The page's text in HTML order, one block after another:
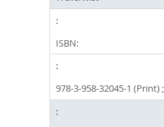
ISBN:
978-3-958-32045-1 (Print)